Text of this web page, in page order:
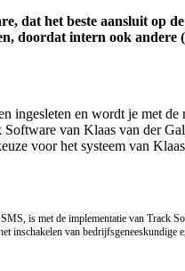
dat het beste aansluit op
doordat intern ook andere
en wordt je met de
van Klaas van der
voor het systeem van
is met de implementatie van Track
van